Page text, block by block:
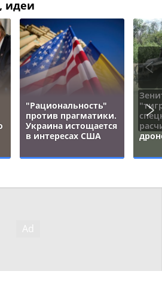
идеи
"Рациональность"
против прагматики.
Украина истощается
в интересах США